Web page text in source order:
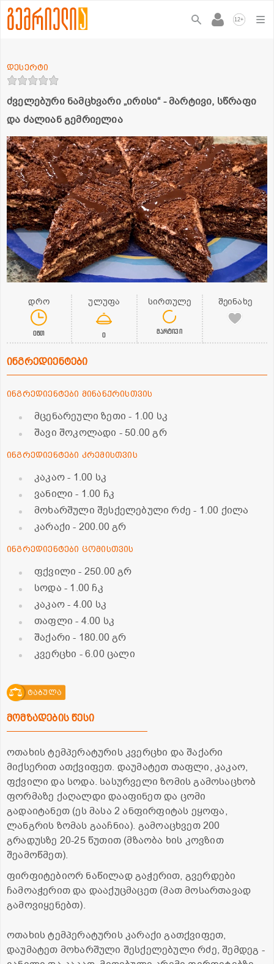
12+
ძველებური ნამცხვარი „ირისი“ - მარტივი, სწრაფი
და ძალიან გემრიელია
დესერტი
დრო
0წთ
ულუფა
0
სირთულე
მარტივი
შეინახე
ინგრედიენტები
ინგრედიენტები მინანქრისთვის
მცენარეული ზეთი- 1.00 სკ
შავი შოკოლადი - 50.00 გრ
ინგრედიენტები კრემისთვის
კაკაო- 1.00 სკ
ვანილი- 1.00 ჩკ
მოხარშული შესქელებული რძე- 1.00 ქილა
კარაქი- 200.00 გრ
ინგრედიენტები ცომისთვის
ფქვილი- 250.00 გრ
სოდა - 1.00 ჩკ
კაკაო- 4.00 სკ
თაფლი- 4.00 სკ
შაქარი- 180.00 გრ
კვერცხი - 6.00 ცალი
ტაბულა
მომზადების წესი
ოთახის ტემპერატურის კვერცხი და შაქარი
მიქსერით ათქვიფეთ. დაუმატეთ თაფლი, კაკაო,
ფქვილი და სოდა. სასურველი ზომის გამოსაცხობ
ფორმაზე ქაღალდი დააფინეთ და ცომი
გადაიტანეთ (ეს მასა 2 ანფირფიტას ეყოფა,
ლანგრის ზომას გააჩნია). გამოაცხვეთ 200
გრადუსზე 20-25 წუთით (მზაობა ხის კოვზით
შეამოწმეთ).
ფირფიტებიორ ნაწილად გაჭერით, გვერდები
ჩამოაჭერით და დააქუცმაცეთ (მათ მოსართავად
გამოვიყენებთ).
ოთახის ტემპერატურის კარაქი გათქვიფეთ,
დაუმატეთ მოხარშული შესქელებული რძე, შემდეგ -